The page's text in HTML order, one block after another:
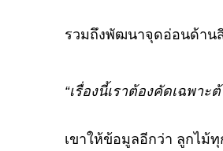
รวมถึงพัฒนาจุดอ่อนด้าน
“เรื่องนี้เราต้องคัดเฉพา
เขาให้ข้อมูลอีกว่า ลูกไม้